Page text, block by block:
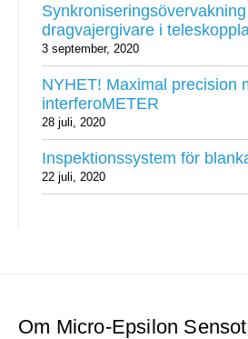
dragvajergivare i
3 september, 2020
NYHET! Maximal precision
interferoMETER
28 juli, 2020
Inspektionssystem för
22 juli, 2020
Om Micro-Epsilon